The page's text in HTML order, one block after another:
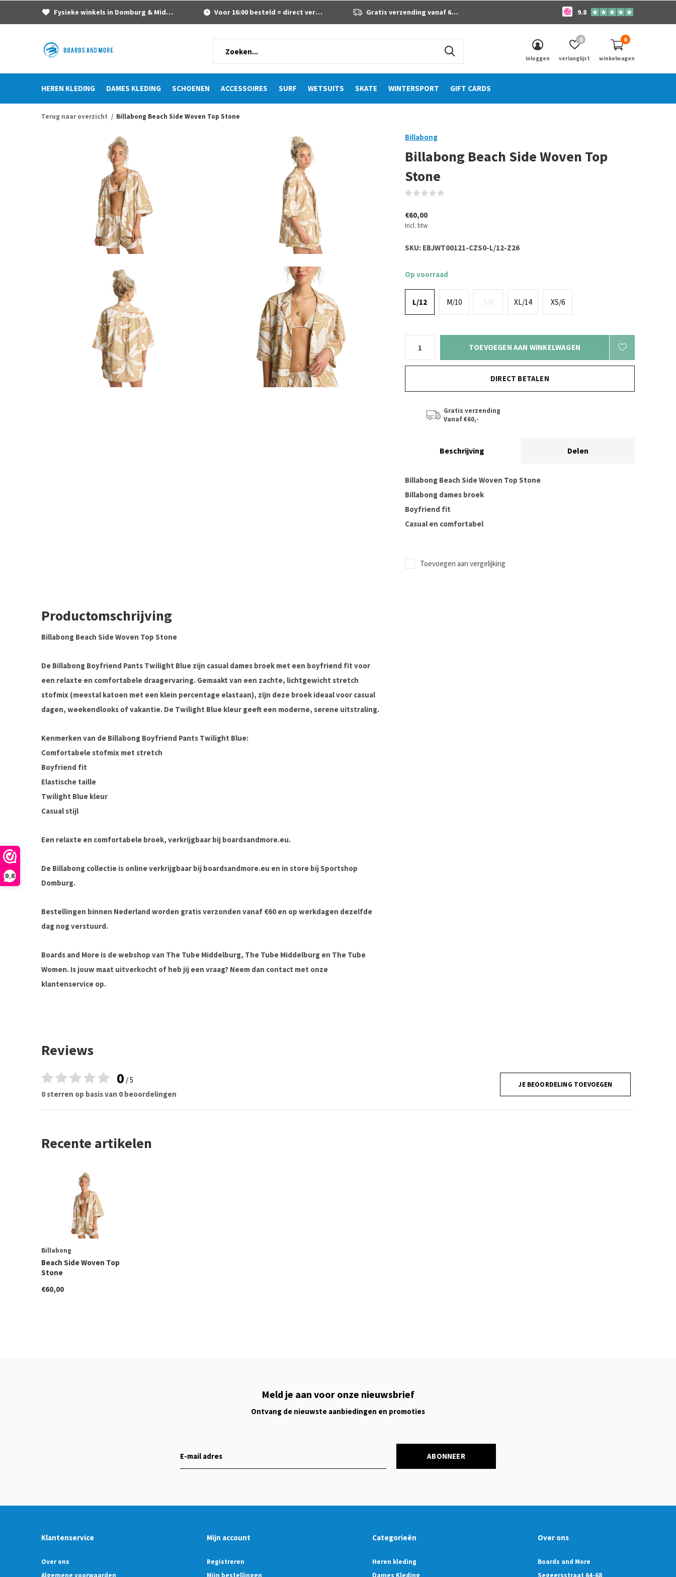
9,8
HEREN KLEDING DAMES KLEDING SCHOENEN ACCESSOIRES SURF WETSUITS SKATE WINTERSPORT GIFT CARDS
inloggen verlanglijst
0
winkelwagen
0
Fysieke winkels in Domburg & Middelburg Voor 16:00 besteld = direct verzonden Gratis verzending vanaf 60 euro 9.8
Terug naar overzicht Billabong Beach Side Woven Top Stone
Billabong
Billabong Beach Side Woven Top
Stone
€60,00
Incl. btw
SKU: EBJWT00121-CZS0-L/12-Z26
Op voorraad
L/12 M/10 S/8 XL/14 XS/6
TOEVOEGEN AAN WINKELWAGEN
DIRECT BETALEN
Gratis verzending
Vanaf €60,-
Beschrijving Delen
Billabong Beach Side Woven Top Stone
Billabong dames broek
Boyfriend fit
Casual en comfortabel
Toevoegen aan vergelijking
Productomschrijving
Billabong Beach Side Woven Top Stone
De Billabong Boyfriend Pants Twilight Blue zijn casual dames broek met een boyfriend fit voor
een relaxte en comfortabele draagervaring. Gemaakt van een zachte, lichtgewicht stretch
stofmix (meestal katoen met een klein percentage elastaan), zijn deze broek ideaal voor casual
dagen, weekendlooks of vakantie. De Twilight Blue kleur geeft een moderne, serene uitstraling.
Kenmerken van de Billabong Boyfriend Pants Twilight Blue:
Comfortabele stofmix met stretch
Boyfriend fit
Elastische taille
Twilight Blue kleur
Casual stijl
Een relaxte en comfortabele broek, verkrijgbaar bij boardsandmore.eu.
De Billabong collectie is online verkrijgbaar bij boardsandmore.eu en in store bij Sportshop
Domburg.
Bestellingen binnen Nederland worden gratis verzonden vanaf €60 en op werkdagen dezelfde
dag nog verstuurd.
Boards and More is de webshop van The Tube Middelburg, The Tube Middelburg en The Tube
Women. Is jouw maat uitverkocht of heb jij een vraag? Neem dan contact met onze
klantenservice op.
Reviews
0 / 5
0 sterren op basis van 0 beoordelingen
JE BEOORDELING TOEVOEGEN
Recente artikelen
Billabong
Beach Side Woven Top
Stone
€60,00
Meld je aan voor onze nieuwsbrief
Ontvang de nieuwste aanbiedingen en promoties
ABONNEER
Klantenservice
Over ons
Algemene voorwaarden
Mijn account
Registreren
Mijn bestellingen
Categorieën
Heren kleding
Dames Kleding
Over ons
Boards and More
Segeersstraat 64-68